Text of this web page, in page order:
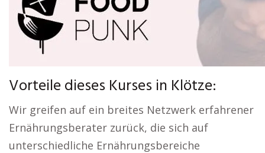
Vorteile dieses Kurses in Klötze:
Wir greifen auf ein breites Netzwerk erfahrener
Ernährungsberater zurück, die sich auf
unterschiedliche Ernährungsbereiche